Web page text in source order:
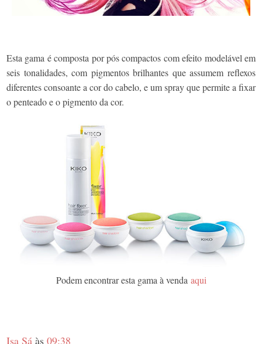
Esta gama é composta por pós compactos com efeito modelável em
seis tonalidades, com pigmentos brilhantes que assumem reflexos
diferentes consoante a cor do cabelo, e um spray que permite a fixar
o penteado e o pigmento da cor.
Podem encontrar esta gama à venda aqui
Isa Sá às 09:38